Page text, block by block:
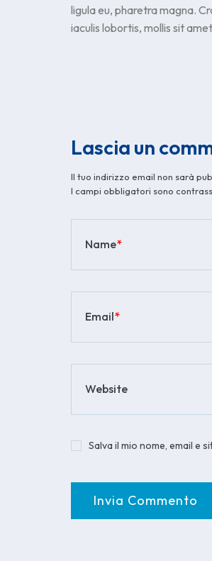
ligula eu, pharetra magna.
iaculis lobortis, mollis sit
Lascia un
Il tuo indirizzo email non sarà
I campi obbligatori sono
Name*
Email*
Website
Salva il mio nome, email e